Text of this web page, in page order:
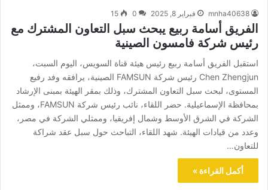
mnha40638 فبراير 8, 2025 0
15
الفريق أسامة ربيع يبحث سبل التعاون المشترك مع
رئيس شركة فامسون الصينية
استقبل الفريق أسامة ربيع رئيس هيئة قناة السويس، اليوم السبت،
Chen Zhengjun رئيس شركة FAMSUN الصينية، يرافقه وفد رفيع
المستوى، لبحث سبل التعاون المشترك، وذلك بمقر الهيئة بمبنى الإرشاد
بمحافظة الإسماعيلية. حضر اللقاء، نائب رئيس شركة FAMSUN، وممثل
الشركة في الشرق الأوسط وشمال إفريقيا، وممثلي الشركة في مصر،
وعدد من قيادات الهيئة. شهد اللقاء، التباحث حول سبل عقد شراكة
للتعاون…
أكمل القراءة »